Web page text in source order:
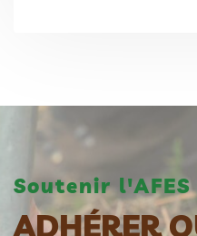
Soutenir l'AFES
ADHÉRER